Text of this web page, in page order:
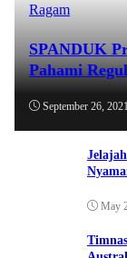
Ragam
SPANDUK
Pahami
September 26, 2021
May